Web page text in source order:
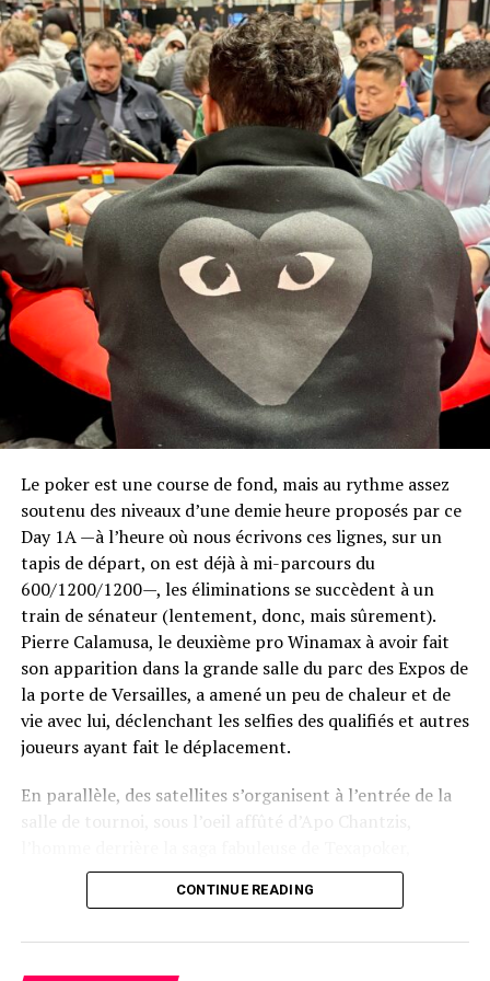
Le poker est une course de fond, mais au rythme assez
soutenu des niveaux d’une demie heure proposés par ce
Day 1A —à l’heure où nous écrivons ces lignes, sur un
tapis de départ, on est déjà à mi-parcours du
600/1200/1200—, les éliminations se succèdent à un
train de sénateur (lentement, donc, mais sûrement).
Pierre Calamusa, le deuxième pro Winamax à avoir fait
son apparition dans la grande salle du parc des Expos de
la porte de Versailles, a amené un peu de chaleur et de
vie avec lui, déclenchant les selfies des qualifiés et autres
joueurs ayant fait le déplacement.
En parallèle, des satellites s’organisent à l’entrée de la
salle de tournoi, sous l’oeil affûté d’Apo Chantzis,
devenu en quelques années le grand acteur
incontournable du poker live en France. Ses équipes
CONTINUE READING